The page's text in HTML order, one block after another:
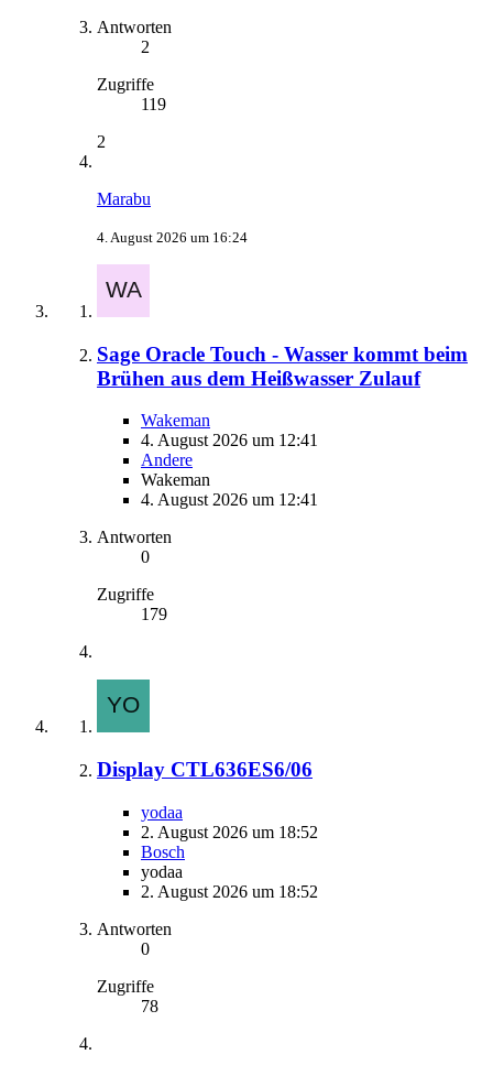
Antworten
2
Zugriffe
119
2
Marabu
4. August 2026 um 16:24
Sage Oracle Touch - Wasser kommt beim
Brühen aus dem Heißwasser Zulauf
Wakeman
4. August 2026 um 12:41
Andere
Wakeman
4. August 2026 um 12:41
Antworten
0
Zugriffe
179
Display CTL636ES6/06
yodaa
2. August 2026 um 18:52
Bosch
yodaa
2. August 2026 um 18:52
Antworten
0
Zugriffe
78